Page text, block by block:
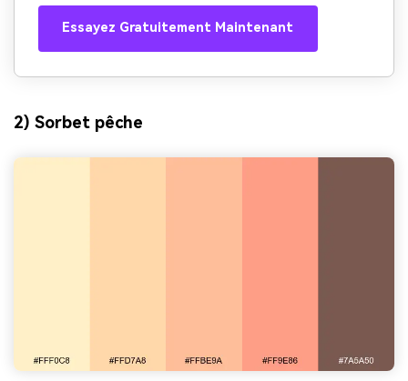
Essayez Gratuitement Maintenant
2) Sorbet pêche